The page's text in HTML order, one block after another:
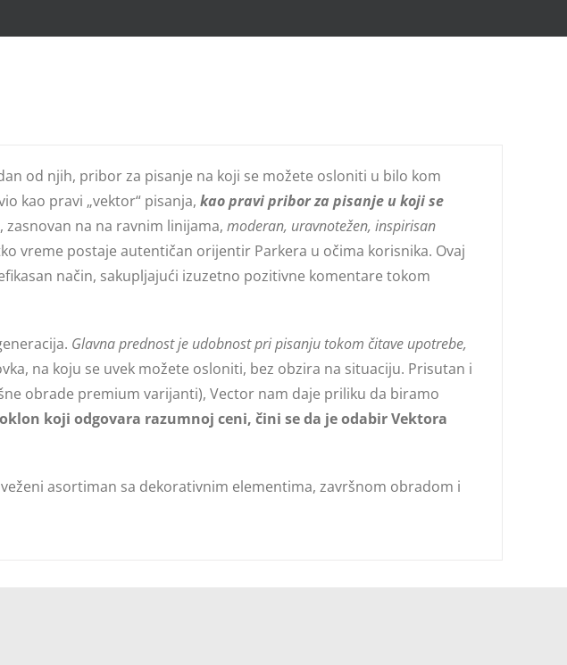
od njih, pribor za pisanje na koji se možete osloniti u bilo kom
kao pravi „vektor“ pisanja, kao pravi pribor za pisanje u koji se
zasnovan na na ravnim linijama, moderan, uravnotežen, inspirisan
vreme postaje autentičan orijentir Parkera u očima korisnika. Ovaj
način, sakupljajući izuzetno pozitivne komentare tokom
Glavna prednost je udobnost pri pisanju tokom čitave upotrebe,
na koju se uvek možete osloniti, bez obzira na situaciju. Prisutan i
obrade premium varijanti), Vector nam daje priliku da biramo
koji odgovara razumnoj ceni, čini se da je odabir Vektora
asortiman sa dekorativnim elementima, završnom obradom i